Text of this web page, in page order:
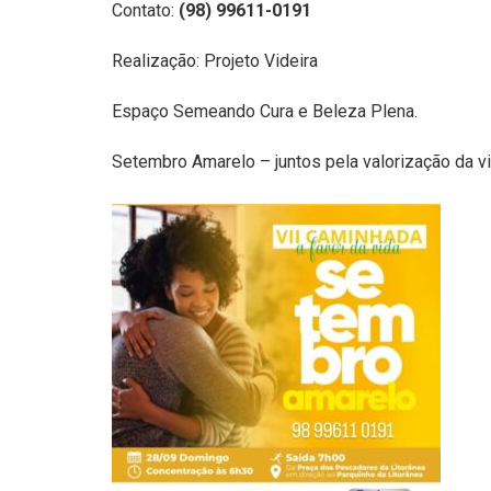
Contato: (98) 99611-0191
Realização: Projeto Videira
Espaço Semeando Cura e Beleza Plena.
Setembro Amarelo – juntos pela valorização da